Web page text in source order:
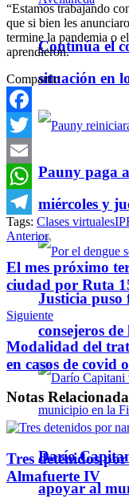
Continúa el
situación en
Pauny paga
miércoles y
Justicia puso
consejeros
Darío
apoyar al
“Estamos trabajando
que si bien les
termine la pandemia o
aprendieron.
Compartir:
Facebook
Twitter
Email
WhatsApp
Telegram
Tags: Clases virtuales
Anterior
El mes próximo
ciudad por Ruta
Siguiente
Modalidad del
en casos de covid
Notas
Tres detenidos
Almafuerte IV